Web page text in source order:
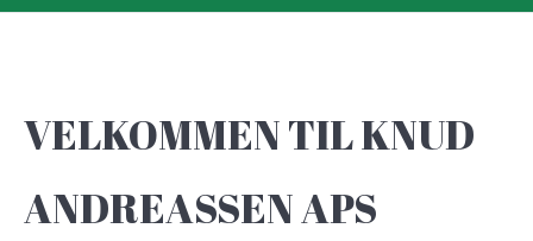
VELKOMMEN TIL KNUD
ANDREASSEN APS